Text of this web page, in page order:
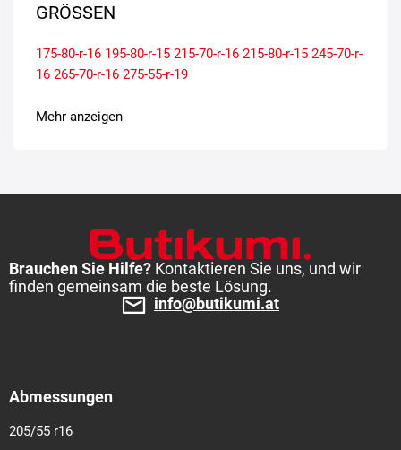
GRÖSSEN
175-80-r-16 195-80-r-15 215-70-r-16 215-80-r-15 245-70-r-
16 265-70-r-16 275-55-r-19
Mehr anzeigen
Brauchen Sie Hilfe? Kontaktieren Sie uns, und wir
finden gemeinsam die beste Lösung.
info@butikumi.at
Abmessungen
205/55 r16